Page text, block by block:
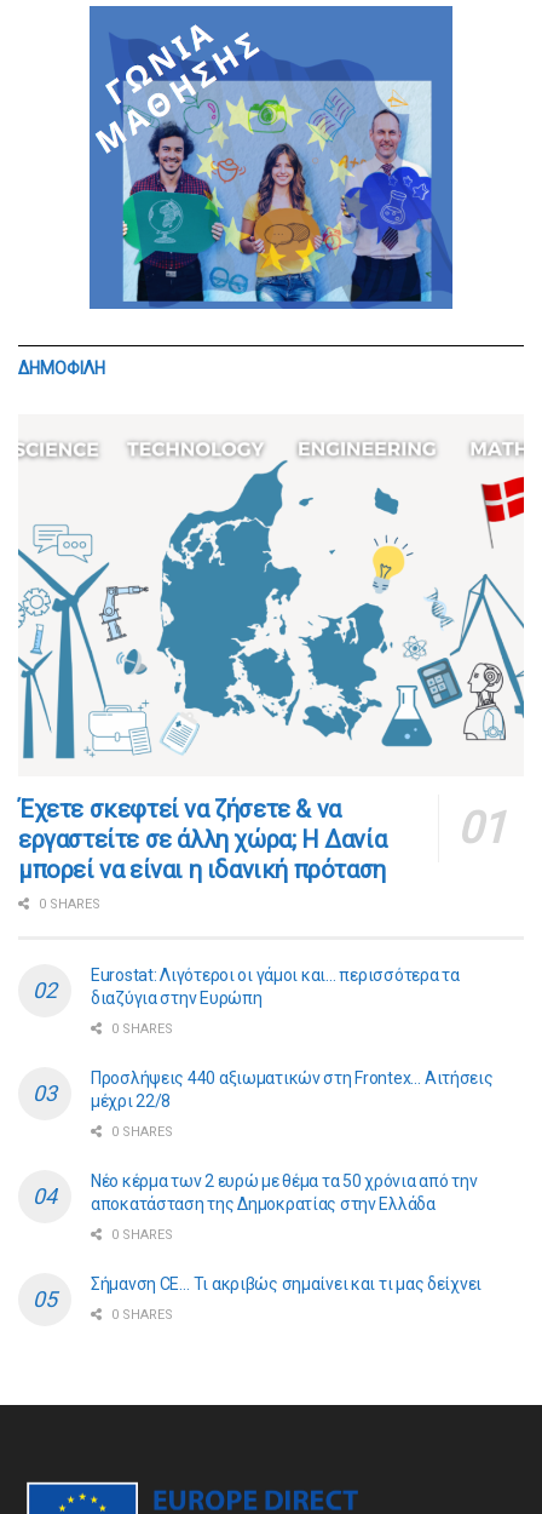
ΔΗΜΟΦΙΛΗ
​​Έχετε σκεφτεί να ζήσετε & να
εργαστείτε σε άλλη χώρα; Η Δανία
μπορεί να είναι η ιδανική πρόταση
0 SHARES
Eurostat: Λιγότεροι οι γάμοι και… περισσότερα τα
διαζύγια στην Ευρώπη
0 SHARES
Προσλήψεις 440 αξιωματικών στη Frontex… Αιτήσεις
μέχρι 22/8
0 SHARES
Νέο κέρμα των 2 ευρώ με θέμα τα 50 χρόνια από την
αποκατάσταση της Δημοκρατίας στην Ελλάδα
0 SHARES
Σήμανση CE… Τι ακριβώς σημαίνει και τι μας δείχνει
0 SHARES